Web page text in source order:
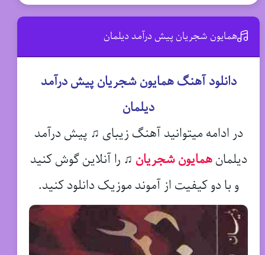
همایون شجریان پیش درآمد دیلمان
دانلود آهنگ همایون شجریان پیش درآمد
دیلمان
در ادامه میتوانید آهنگ زیبای ♫ پیش درآمد
دیلمانهمایون شجریان ♫ را آنلاین گوش کنید
و با دو کیفیت از آموند موزیک دانلود کنید.